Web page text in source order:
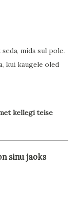
mida sul pole.
kui kaugele oled
kellegi teise
sinu jaoks